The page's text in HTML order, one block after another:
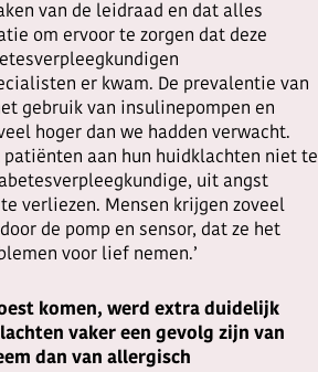
van de leidraad en dat alles
om ervoor te zorgen dat deze
er kwam. De prevalentie van
gebruik van insulinepompen en
hoger dan we hadden verwacht.
patiënten aan hun huidklachten niet te
uit angst
verliezen. Mensen krijgen zoveel
de pomp en sensor, dat ze het
voor lief nemen.’
komen, werd extra duidelijk
vaker een gevolg zijn van
dan van allergisch